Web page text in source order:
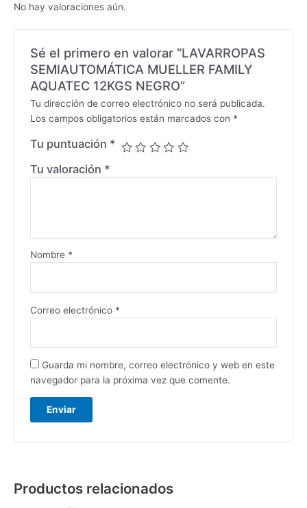
No hay valoraciones aún.
Sé el primero en valorar “LAVARROPAS
SEMIAUTOMÁTICA MUELLER FAMILY
AQUATEC 12KGS NEGRO”
Tu dirección de correo electrónico no será publicada.
Los campos obligatorios están marcados con *
Tu puntuación *
Tu valoración *
Nombre *
Correo electrónico *
Guarda mi nombre, correo electrónico y web en este
navegador para la próxima vez que comente.
Productos relacionados